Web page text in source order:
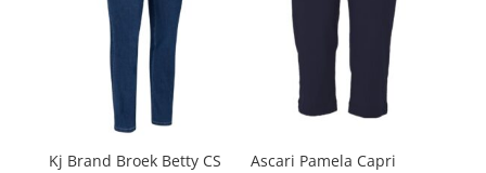
Kj Brand Broek Betty CS
Ascari Pamela Capri